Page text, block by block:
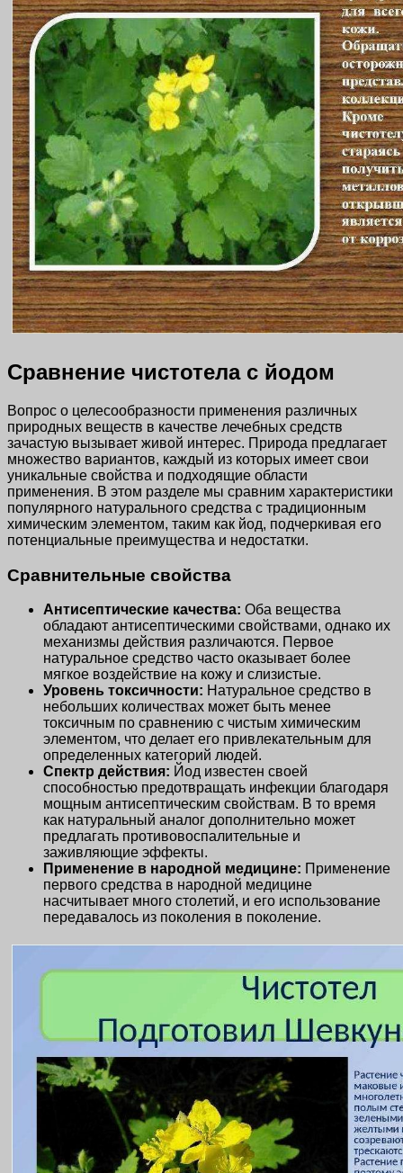
Сравнение чистотела с йодом
Вопрос о целесообразности применения различных
природных веществ в качестве лечебных средств
зачастую вызывает живой интерес. Природа предлагает
множество вариантов, каждый из которых имеет свои
уникальные свойства и подходящие области
применения. В этом разделе мы сравним характеристики
популярного натурального средства с традиционным
химическим элементом, таким как йод, подчеркивая его
потенциальные преимущества и недостатки.
Сравнительные свойства
Антисептические качества: Оба вещества
обладают антисептическими свойствами, однако их
механизмы действия различаются. Первое
натуральное средство часто оказывает более
мягкое воздействие на кожу и слизистые.
Уровень токсичности: Натуральное средство в
небольших количествах может быть менее
токсичным по сравнению с чистым химическим
элементом, что делает его привлекательным для
определенных категорий людей.
Спектр действия: Йод известен своей
способностью предотвращать инфекции благодаря
мощным антисептическим свойствам. В то время
как натуральный аналог дополнительно может
предлагать противовоспалительные и
заживляющие эффекты.
Применение в народной медицине: Применение
первого средства в народной медицине
насчитывает много столетий, и его использование
передавалось из поколения в поколение.